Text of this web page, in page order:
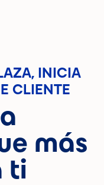
INICIA
CLIENTE
más
ti